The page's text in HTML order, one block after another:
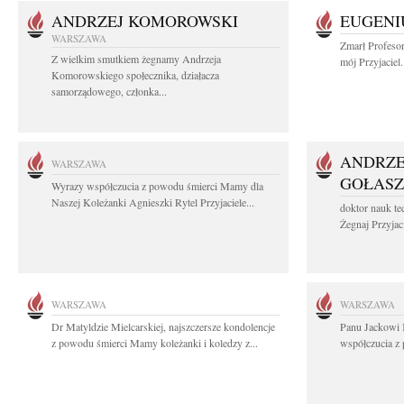
ANDRZEJ KOMOROWSKI
WARSZAWA
Z wielkim smutkiem żegnamy Andrzeja
Komorowskiego społecznika, działacza
samorządowego, członka...
Zmarł
mój
WARSZAWA
Wyrazy współczucia z powodu śmierci Mamy dla
Naszej Koleżanki Agnieszki Rytel Przyjaciele...
doktor nauk
Żegnaj
WARSZAWA
Dr Matyldzie Mielcarskiej, najszczersze kondolencje
z powodu śmierci Mamy koleżanki i koledzy z...
WARSZAWA
Panu Jackowi
współczucia